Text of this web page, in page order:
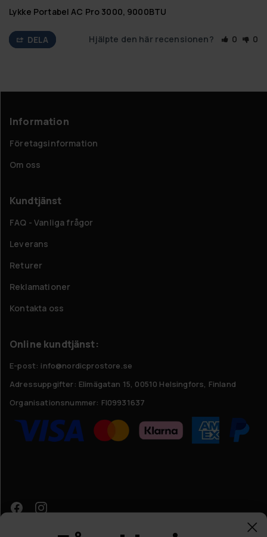
Lykke Portabel AC Pro 3000, 9000BTU
DELA Hjälpte den här recensionen? 0 0
Information
Företagsinformation
Om oss
Kundtjänst
FAQ - Vanliga frågor
Leverans
Returer
Reklamationer
Kontakta oss
Online kundtjänst:
E-post: info@nordicprostore.se
Adressuppgifter: Elimägatan 15, 00510 Helsingfors, Finland
Organisationsnummer: FI09931637